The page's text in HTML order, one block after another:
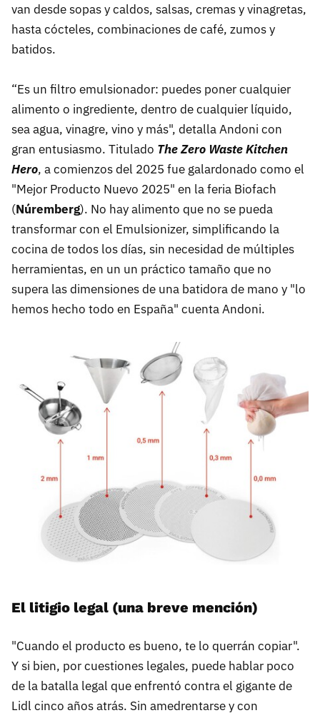
van desde sopas y caldos, salsas, cremas y vinagretas,
hasta cócteles, combinaciones de café, zumos y
batidos.
“Es un filtro emulsionador: puedes poner cualquier
alimento o ingrediente, dentro de cualquier líquido,
sea agua, vinagre, vino y más", detalla Andoni con
gran entusiasmo. Titulado The Zero Waste Kitchen
Hero, a comienzos del 2025 fue galardonado como el
"Mejor Producto Nuevo 2025" en la feria Biofach
(Núremberg). No hay alimento que no se pueda
transformar con el Emulsionizer, simplificando la
cocina de todos los días, sin necesidad de múltiples
herramientas, en un un práctico tamaño que no
supera las dimensiones de una batidora de mano y "lo
hemos hecho todo en España" cuenta Andoni.
El litigio legal (una breve mención)
"Cuando el producto es bueno, te lo querrán copiar".
Y si bien, por cuestiones legales, puede hablar poco
de la batalla legal que enfrentó contra el gigante de
Lidl cinco años atrás. Sin amedrentarse y con